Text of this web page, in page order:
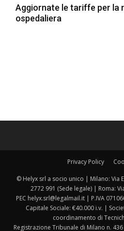
Aggiornate le tariffe per la
ospedaliera
Privacy Policy
© Helyx srl a socio unico | Milano: Via
2772 991 (Sede legale) | Roma:
PEC helyx.srl@legalmail.it | P.IVA
Capitale Sociale: €40.000 i.v. |
coordinamento di
Registrazione Tribunale di Milano n.